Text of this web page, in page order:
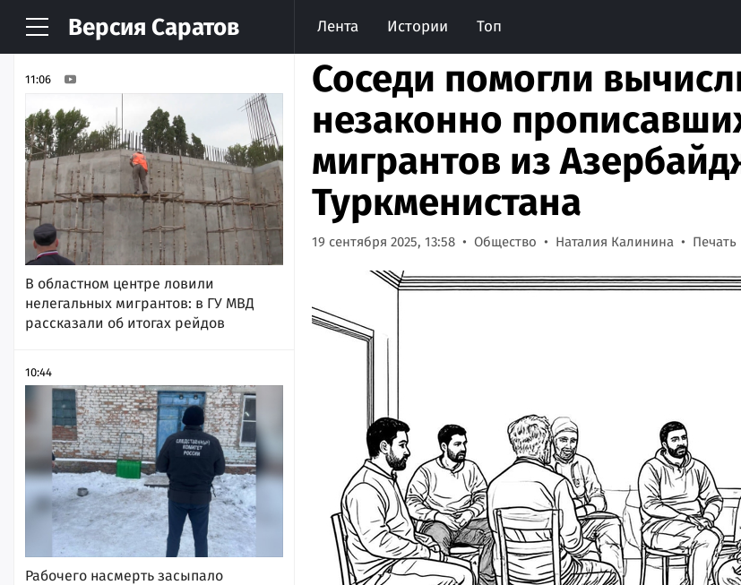
Версия Саратов Лента Истории Топ
НОВОСТИ АРХИВ
11:06
В областном центре ловили
нелегальных мигрантов: в ГУ МВД
рассказали об итогах рейдов
10:44
Рабочего насмерть засыпало
Соседи помогли
незаконно
мигрантов из
Туркменистана
19 сентября 2025, 13:58 Общество Наталия Калинина Печать